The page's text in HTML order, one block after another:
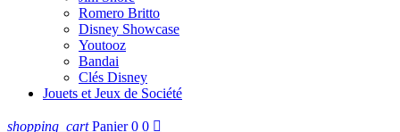
Romero Britto
Disney Showcase
Youtooz
Bandai
Clés Disney
Jouets et Jeux de Société
shopping_cart Panier 0 0 